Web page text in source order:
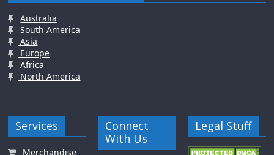
Australia
South America
Asia
Europe
Africa
North America
Services
Merchandise
Connect
With Us
Legal Stuff